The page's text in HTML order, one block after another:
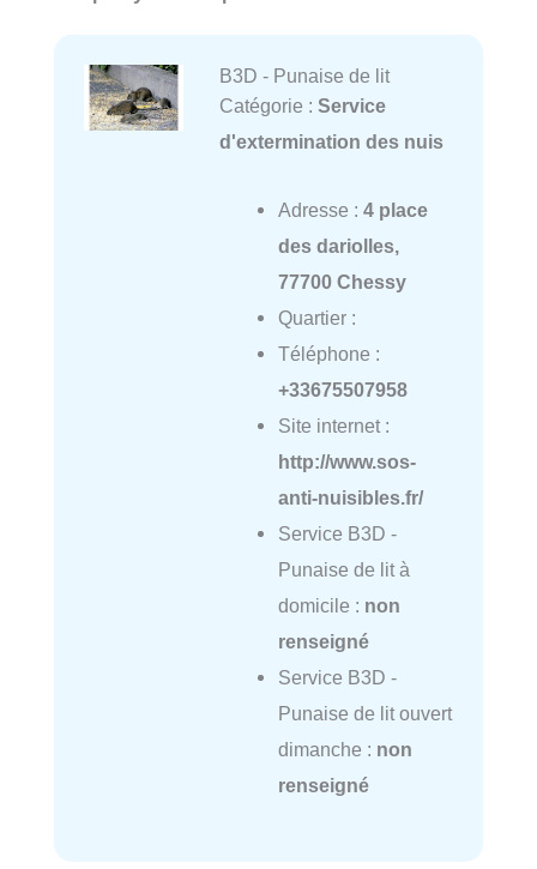
B3D - Punaise de lit
Catégorie : Service
d'extermination des nuis
Adresse : 4 place
des dariolles,
77700 Chessy
Quartier :
Téléphone :
+33675507958
Site internet :
http://www.sos-
anti-nuisibles.fr/
Service B3D -
Punaise de lit à
domicile : non
renseigné
Service B3D -
Punaise de lit ouvert
dimanche : non
renseigné